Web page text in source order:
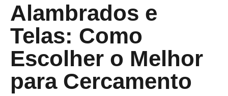
Alambrados e
Telas: Como
Escolher o Melhor
para Cercamento